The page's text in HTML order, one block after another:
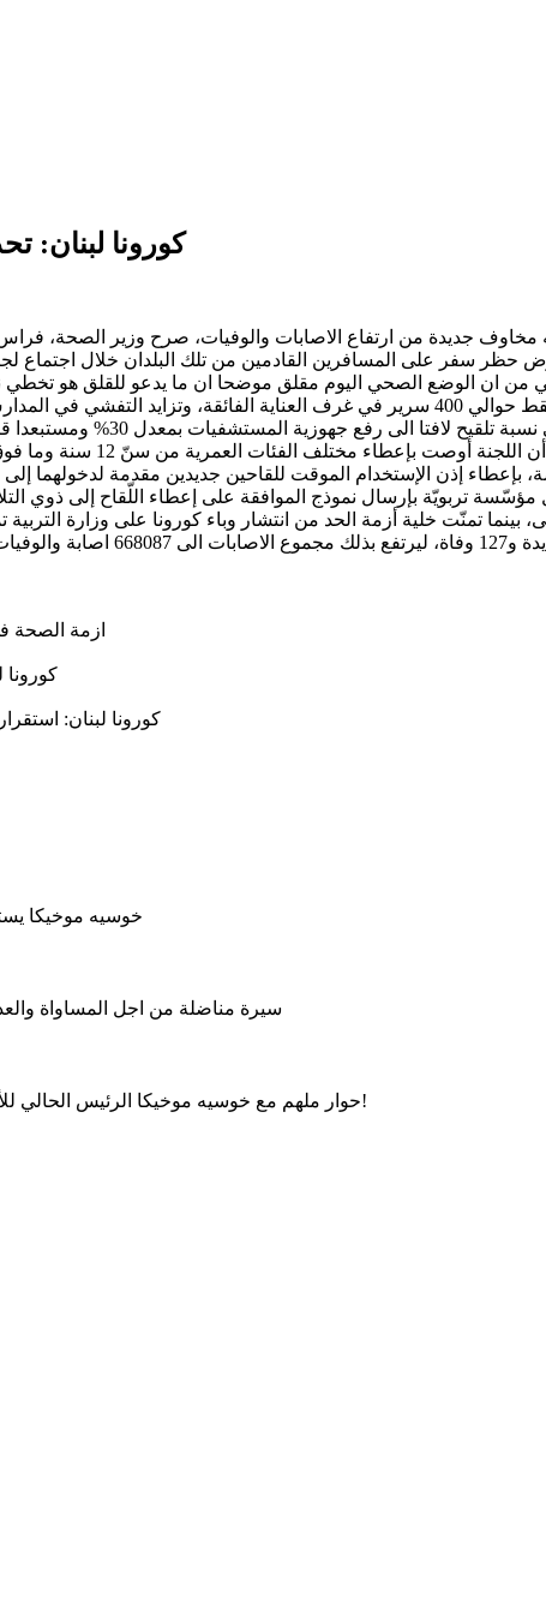
كورونا لبنان:
مخاوف جديدة من ارتفاع الاصابات والوفيات، صرح وزير الصحة،
حظر سفر على المسافرين القادمين من تلك البلدان خلال اجتماع
هي لغير الملقحين/ات وتتركز في
رئيس "اللجنة الوطنية للقاح
بإعطاء إذن الإستخدام الموقت للقاحين جديدين مقدمة لدخولهما
إلى المدرسة خلال 48 ساعة كحد أقصى، بينما تمنّت خلية أزمة الحد من انتشار وباء
ازمة الصحة في لبنان: 30 مستشفى مهدد
كورونا
كورونا لبنان:
خوسيه موخيكا
سيرة مناضلة من اجل المساواة
حوار ملهم مع خوسيه موخيكا الرئيس الحالي للأوروغواي، حول العدالة الاجتماعية، الحكم الرشيد والتواضع!